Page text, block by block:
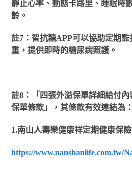
靜止心率、動態卡路里、睡眠時
齡。
註7 ：智抗糖APP可以協助定期
重，提供即時的糖尿病照護。
註8：
「四張外溢保單詳細給付
保單條款」
，其條款有效連結為：
1.南山人壽樂健康祥定期健康保
https://www.nanshanlife.com.tw/